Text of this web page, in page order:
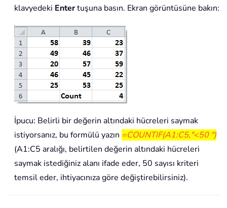
klavyedeki Entertuşuna basın. Ekran görüntüsüne bakın:
İpucu: Belirli bir değerin altındaki hücreleri saymak
istiyorsanız, bu formülü yazın =COUNTIF(A1:C5,"<50 ")
(A1:C5 aralığı, belirtilen değerin altındaki hücreleri
saymak istediğiniz alanı ifade eder, 50 sayısı kriteri
temsil eder, ihtiyacınıza göre değiştirebilirsiniz).